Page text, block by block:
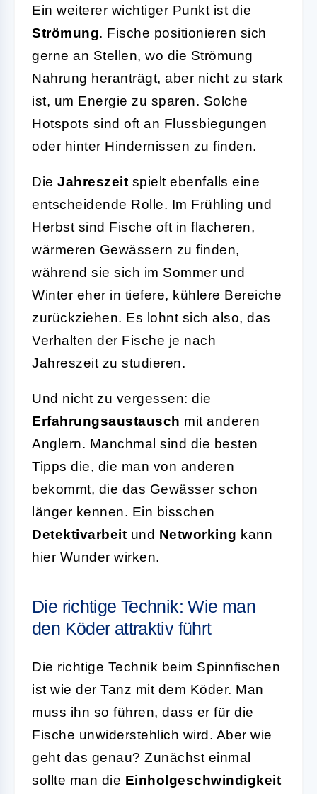
Ein weiterer wichtiger Punkt ist die
Strömung. Fische positionieren sich
gerne an Stellen, wo die Strömung
Nahrung heranträgt, aber nicht zu stark
ist, um Energie zu sparen. Solche
Hotspots sind oft an Flussbiegungen
oder hinter Hindernissen zu finden.
Die Jahreszeit spielt ebenfalls eine
entscheidende Rolle. Im Frühling und
Herbst sind Fische oft in flacheren,
wärmeren Gewässern zu finden,
während sie sich im Sommer und
Winter eher in tiefere, kühlere Bereiche
zurückziehen. Es lohnt sich also, das
Verhalten der Fische je nach
Jahreszeit zu studieren.
Und nicht zu vergessen: die
Erfahrungsaustausch mit anderen
Anglern. Manchmal sind die besten
Tipps die, die man von anderen
bekommt, die das Gewässer schon
länger kennen. Ein bisschen
Detektivarbeit und Networking kann
hier Wunder wirken.
Die richtige Technik: Wie man
den Köder attraktiv führt
Die richtige Technik beim Spinnfischen
ist wie der Tanz mit dem Köder. Man
muss ihn so führen, dass er für die
Fische unwiderstehlich wird. Aber wie
geht das genau? Zunächst einmal
sollte man die Einholgeschwindigkeit